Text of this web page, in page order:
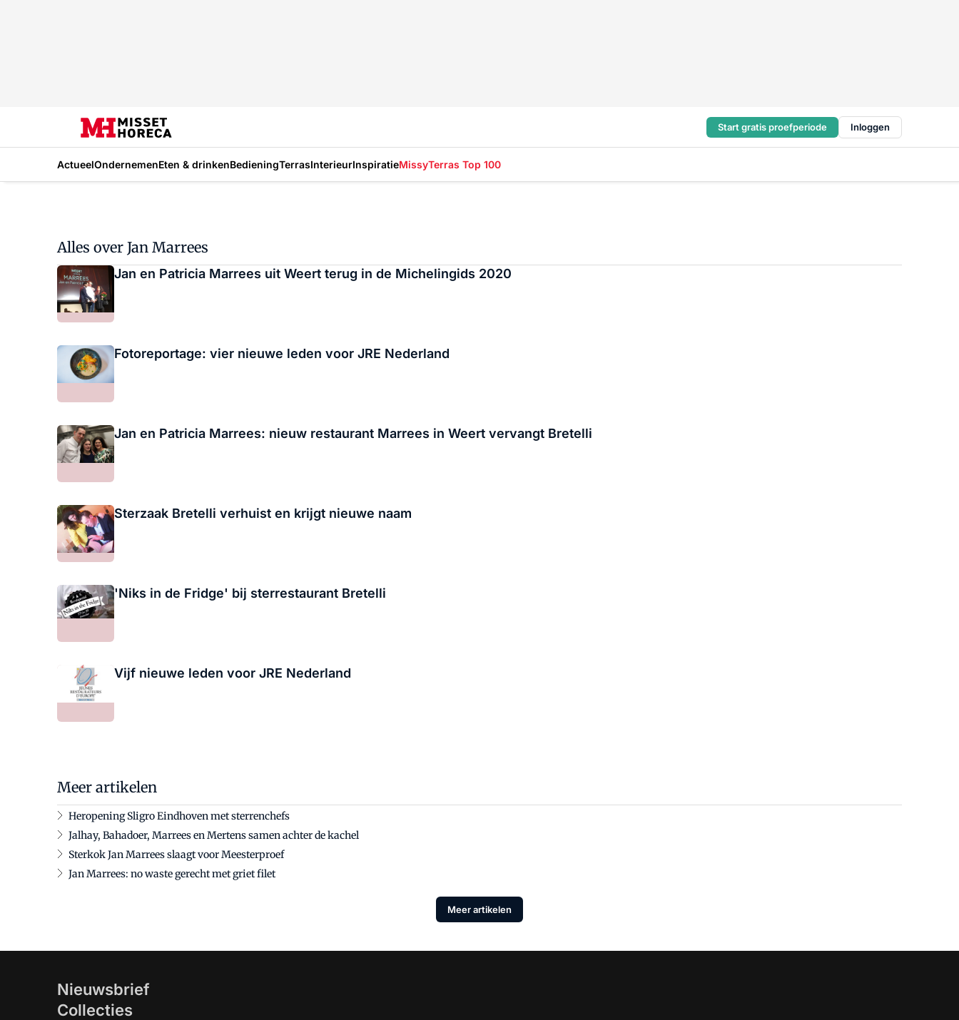
Start gratis proefperiode Inloggen
ActueelOndernemenEten & drinkenBedieningTerrasInterieurInspiratieMissyTerras Top 100
Alles over Jan Marrees
Jan en Patricia Marrees uit Weert terug in de Michelingids 2020
Fotoreportage: vier nieuwe leden voor JRE Nederland
Jan en Patricia Marrees: nieuw restaurant Marrees in Weert vervangt Bretelli
Sterzaak Bretelli verhuist en krijgt nieuwe naam
'Niks in de Fridge' bij sterrestaurant Bretelli
Vijf nieuwe leden voor JRE Nederland
Meer artikelen
Heropening Sligro Eindhoven met sterrenchefs
Jalhay, Bahadoer, Marrees en Mertens samen achter de kachel
Sterkok Jan Marrees slaagt voor Meesterproef
Jan Marrees: no waste gerecht met griet filet
Meer artikelen
Nieuwsbrief
Collecties